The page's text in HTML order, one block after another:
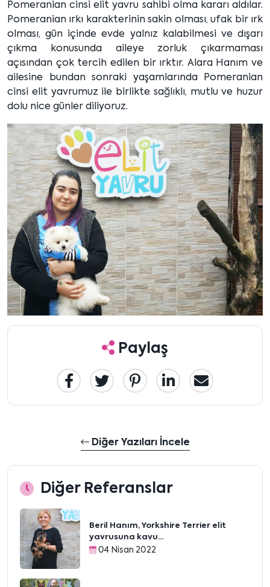
Pomeranian cinsi elit yavru sahibi olma kararı aldılar.
Pomeranian ırkı karakterinin sakin olması, ufak bir ırk
olması, gün içinde evde yalnız kalabilmesi ve dışarı
çıkma konusunda aileye zorluk çıkarmaması
açısından çok tercih edilen bir ırktır. Alara Hanım ve
ailesine bundan sonraki yaşamlarında Pomeranian
cinsi elit yavrumuz ile birlikte sağlıklı, mutlu ve huzur
dolu nice günler diliyoruz.
Paylaş
Diğer Yazıları İncele
Diğer Referanslar
Beril Hanım, Yorkshire Terrier elit
yavrusuna kavu...
04 Nisan 2022